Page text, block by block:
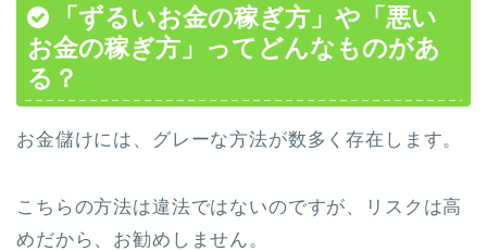
「ずるいお金の稼ぎ方」や「悪い
お金の稼ぎ方」ってどんなものがあ
る？
お金儲けには、グレーな方法が数多く存在します。
こちらの方法は違法ではないのですが、リスクは高
めだから、お勧めしません。